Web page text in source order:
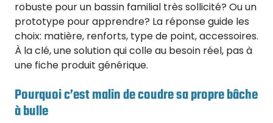
robuste pour un bassin familial très sollicité? Ou un
prototype pour apprendre? La réponse guide les
choix: matière, renforts, type de point, accessoires.
À la clé, une solution qui colle au besoin réel, pas à
une fiche produit générique.
Pourquoi c’est malin de coudre sa propre bâche
à bulle